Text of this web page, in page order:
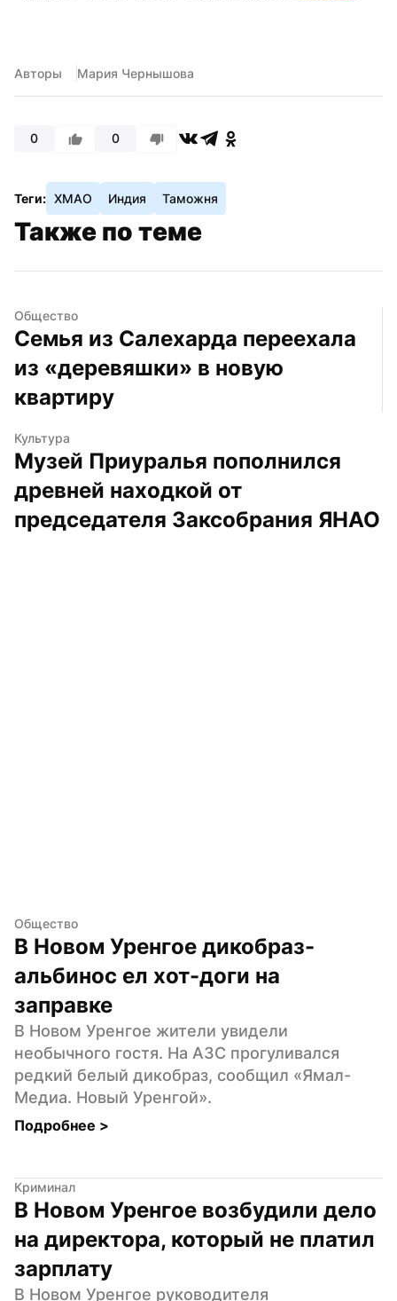
Авторы Мария Чернышова
0 0
Теги: ХМАО Индия Таможня
Также по теме
Общество
Семья из Салехарда переехала
из «деревяшки» в новую
квартиру
Культура
Музей Приуралья пополнился
древней находкой от
председателя Заксобрания ЯНАО
Общество
В Новом Уренгое дикобраз-
альбинос ел хот-доги на
заправке
В Новом Уренгое жители увидели
необычного гостя. На АЗС прогуливался
редкий белый дикобраз, сообщил «Ямал-
Медиа. Новый Уренгой».
Подробнее >
Криминал
В Новом Уренгое возбудили дело
на директора, который не платил
зарплату
В Новом Уренгое руководителя